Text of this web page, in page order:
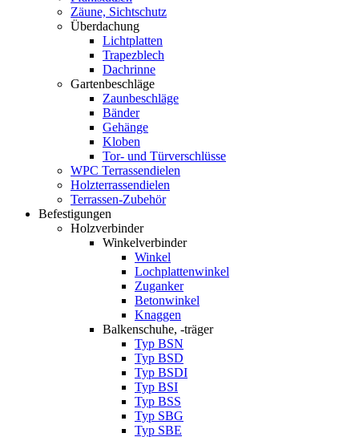
Zäune, Sichtschutz
Überdachung
Lichtplatten
Trapezblech
Dachrinne
Gartenbeschläge
Zaunbeschläge
Bänder
Gehänge
Kloben
Tor- und Türverschlüsse
WPC Terrassendielen
Holzterrassendielen
Terrassen-Zubehör
Befestigungen
Holzverbinder
Winkelverbinder
Winkel
Lochplattenwinkel
Zuganker
Betonwinkel
Knaggen
Balkenschuhe, -träger
Typ BSN
Typ BSD
Typ BSDI
Typ BSI
Typ BSS
Typ SBG
Typ SBE